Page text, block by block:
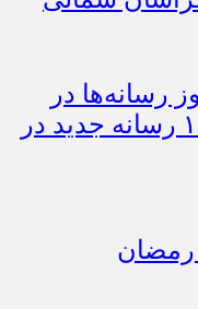
رسانه‌ها در
خراسان شمالی / فعالیت ۱۳ رسانه جدید در
رمضان